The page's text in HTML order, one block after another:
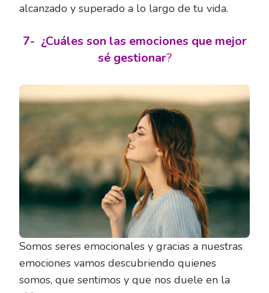
alcanzado y superado a lo largo de tu vida.
7- ¿Cuáles son las emociones que mejor
sé gestionar?
Somos seres emocionales y gracias a nuestras
emociones vamos descubriendo quienes
somos, que sentimos y que nos duele en la